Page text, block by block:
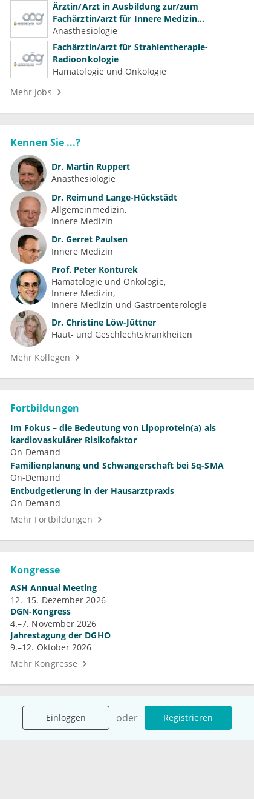
Einloggen oder Registrieren
Ärztin/Arzt in Ausbildung zur/zum
Fachärztin/arzt für Innere Medizin
(Kardiologie, Nephrologie, Intensivmedizin)
Anästhesiologie
Fachärztin/arzt für Strahlentherapie-
Radioonkologie
Hämatologie und Onkologie
Mehr Jobs
Kennen Sie ...?
Dr. Martin Ruppert
Anästhesiologie
Dr. Reimund Lange-Hückstädt
Allgemeinmedizin
Innere Medizin
Dr. Gerret Paulsen
Innere Medizin
Prof. Peter Konturek
Hämatologie und Onkologie
Innere Medizin
Innere Medizin und Gastroenterologie
Dr. Christine Löw-Jüttner
Haut- und Geschlechtskrankheiten
Mehr Kollegen
Fortbildungen
Im Fokus – die Bedeutung von Lipoprotein(a) als
kardiovaskulärer Risikofaktor
On-Demand
Familienplanung und Schwangerschaft bei 5q-SMA
On-Demand
Entbudgetierung in der Hausarztpraxis
On-Demand
Mehr Fortbildungen
Kongresse
ASH Annual Meeting
12.–15. Dezember 2026
DGN-Kongress
4.–7. November 2026
Jahrestagung der DGHO
9.–12. Oktober 2026
Mehr Kongresse